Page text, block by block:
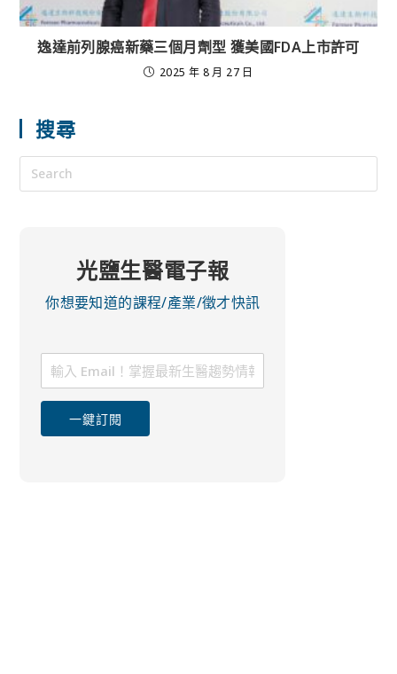
逸達前列腺癌新藥三個月劑型 獲美國FDA上市許可
2025 年 8 月 27 日
搜尋
光鹽生醫電子報
你想要知道的課程/產業/徵才快訊
一鍵訂閱